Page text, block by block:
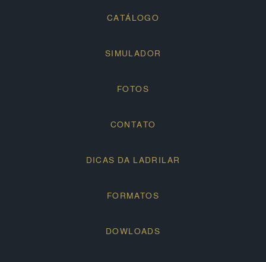
CATÁLOGO
SIMULADOR
FOTOS
CONTATO
DICAS DA LADRILAR
FORMATOS
DOWLOADS